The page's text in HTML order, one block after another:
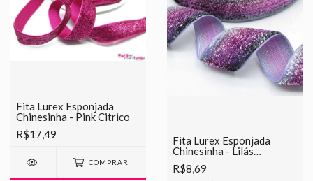
Fita Lurex Esponjada
Chinesinha - Pink Citrico
R$17,49
COMPRAR
Fita Lurex Esponjada
Chinesinha - Lilás
Mesclado
R$8,69